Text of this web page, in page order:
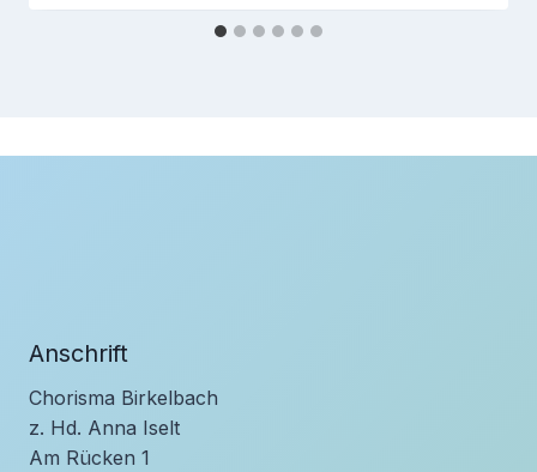
Anschrift
Chorisma Birkelbach
z. Hd. Anna Iselt
Am Rücken 1